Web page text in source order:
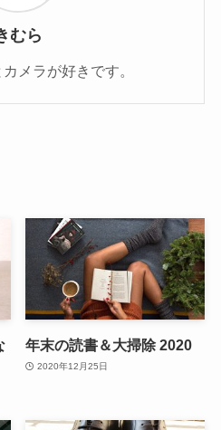
むら
メラが好きです。
年末の読書＆大掃除 2020
2020年12月25日